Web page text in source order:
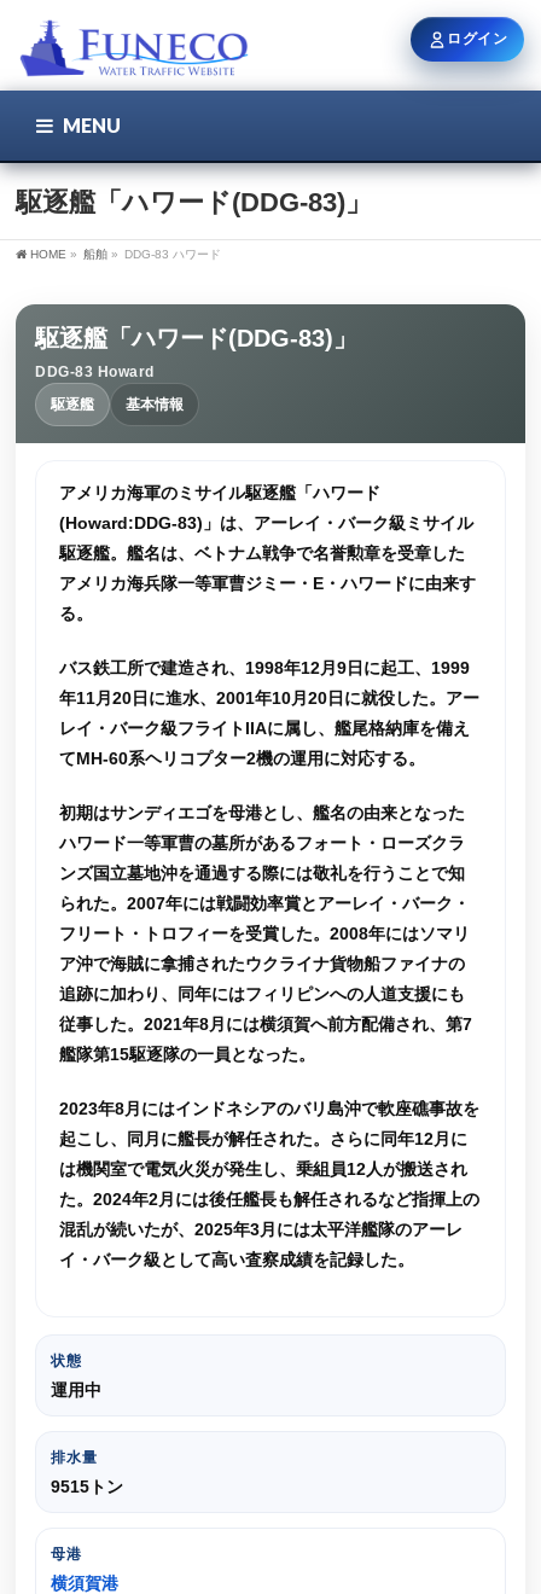
MENU
駆逐艦「ハワード(DDG-83)」
HOME » 船舶 » DDG-83 ハワード
駆逐艦「ハワード(DDG-83)」
DDG-83 Howard
駆逐艦
基本情報
アメリカ海軍のミサイル駆逐艦「ハワード
(Howard:DDG-83)」は、アーレイ・バーク級ミサイル
駆逐艦。艦名は、ベトナム戦争で名誉勲章を受章した
アメリカ海兵隊一等軍曹ジミー・E・ハワードに由来す
る。
バス鉄工所で建造され、1998年12月9日に起工、1999
年11月20日に進水、2001年10月20日に就役した。アー
レイ・バーク級フライトIIAに属し、艦尾格納庫を備え
てMH-60系ヘリコプター2機の運用に対応する。
初期はサンディエゴを母港とし、艦名の由来となった
ハワード一等軍曹の墓所があるフォート・ローズクラ
ンズ国立墓地沖を通過する際には敬礼を行うことで知
られた。2007年には戦闘効率賞とアーレイ・バーク・
フリート・トロフィーを受賞した。2008年にはソマリ
ア沖で海賊に拿捕されたウクライナ貨物船ファイナの
追跡に加わり、同年にはフィリピンへの人道支援にも
従事した。2021年8月には横須賀へ前方配備され、第7
艦隊第15駆逐隊の一員となった。
2023年8月にはインドネシアのバリ島沖で軟座礁事故を
起こし、同月に艦長が解任された。さらに同年12月に
は機関室で電気火災が発生し、乗組員12人が搬送され
た。2024年2月には後任艦長も解任されるなど指揮上の
混乱が続いたが、2025年3月には太平洋艦隊のアーレ
イ・バーク級として高い査察成績を記録した。
状態
運用中
排水量
9515トン
母港
横須賀港
ログイン
ユーザー名 / メール
ログイン状態を保持
新規登録 パスワードを忘れた方